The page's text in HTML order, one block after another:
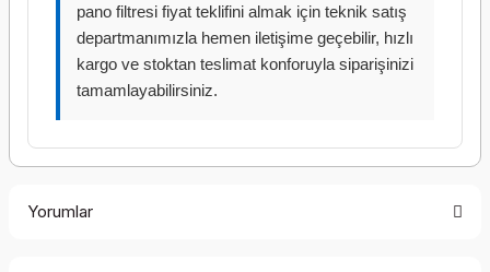
pano filtresi fiyat teklifini almak için teknik satış
departmanımızla hemen iletişime geçebilir, hızlı
kargo ve stoktan teslimat konforuyla siparişinizi
tamamlayabilirsiniz.
Yorumlar